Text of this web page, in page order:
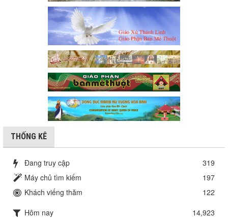
THỐNG KÊ
Đang truy cập
319
Máy chủ tìm kiếm
197
Khách viếng thăm
122
Hôm nay
14,923